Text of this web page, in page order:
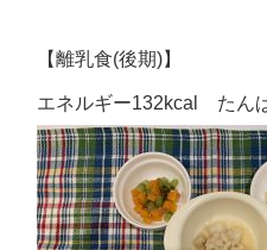
【離乳食(後期)】
エネルギー132kcal たん